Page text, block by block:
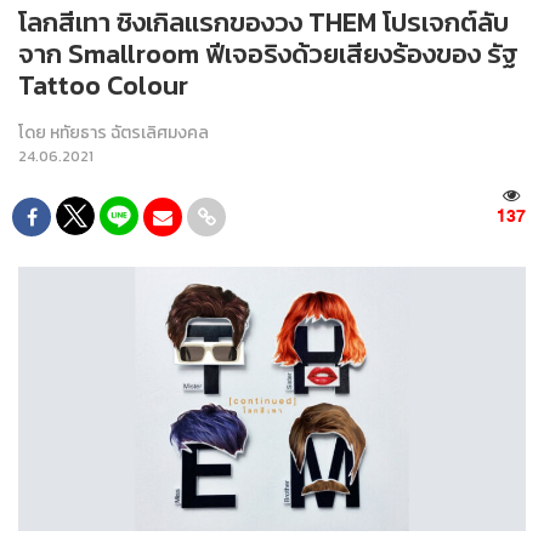
โลกสีเทา ซิงเกิลแรกของวง THEM โปรเจกต์ลับ
จาก Smallroom ฟีเจอริงด้วยเสียงร้องของ รัฐ
Tattoo Colour
โดย หทัยธาร ฉัตรเลิศมงคล
24.06.2021
137